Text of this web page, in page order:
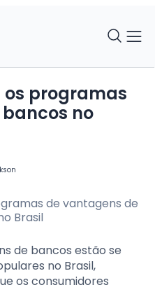
programas
no
de bancos estão se
no Brasil,
os consumidores